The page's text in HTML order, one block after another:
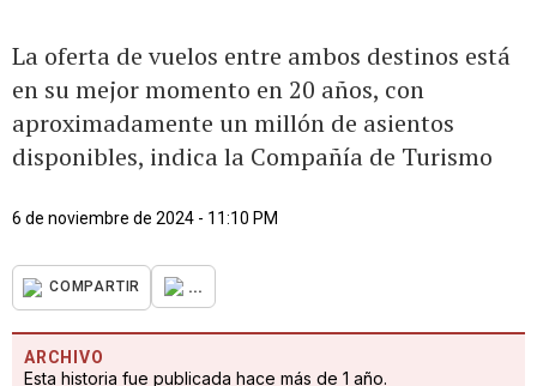
La oferta de vuelos entre ambos destinos está
en su mejor momento en 20 años, con
aproximadamente un millón de asientos
disponibles, indica la Compañía de Turismo
6 de noviembre de 2024 - 11:10 PM
COMPARTIR ...
ARCHIVO
Esta historia fue publicada hace más de 1 año.